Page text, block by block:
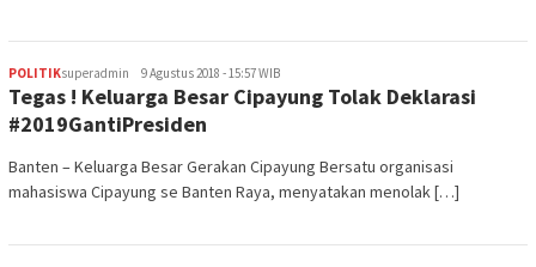
POLITIKsuperadmin 9 Agustus 2018 - 15:57 WIB
Tegas ! Keluarga Besar Cipayung Tolak Deklarasi
#2019GantiPresiden
Banten – Keluarga Besar Gerakan Cipayung Bersatu organisasi
mahasiswa Cipayung se Banten Raya, menyatakan menolak […]